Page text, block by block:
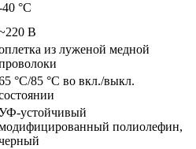
40 °C
В
из луженой медной
°С/85 °С во вкл./выкл.
устойчивый
полиолефин,